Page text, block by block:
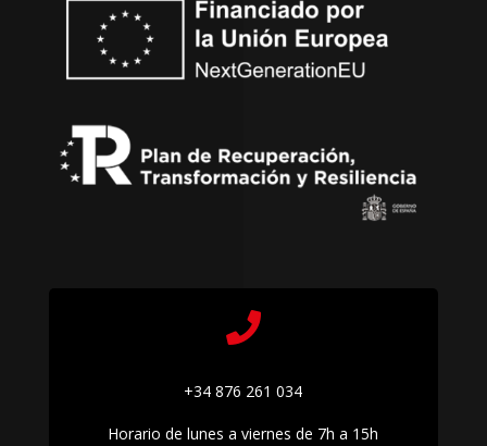

+34 876 261 034
Horario de lunes a viernes de 7h a 15h